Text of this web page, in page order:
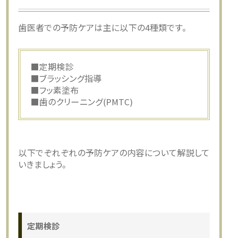
歯医者での予防ケアは主に以下の4種類です。
■定期検診
■ブラッシング指導
■フッ素塗布
■歯のクリーニング(PMTC)
以下でぞれぞれの予防ケアの内容について解説して
いきましょう。
定期検診